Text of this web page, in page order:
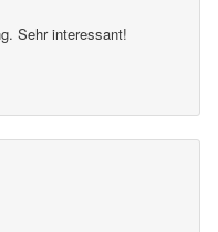
Sehr interessant!